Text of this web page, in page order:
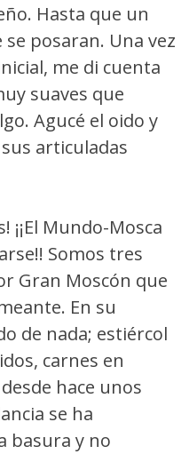
Hasta que un
posaran. Una vez
me di cuenta
suaves que
Agucé el oido y
articuladas
¡¡El Mundo-Mosca
Somos tres
Gran Moscón que
En su
de nada; estiércol
carnes en
hace unos
se ha
basura y no